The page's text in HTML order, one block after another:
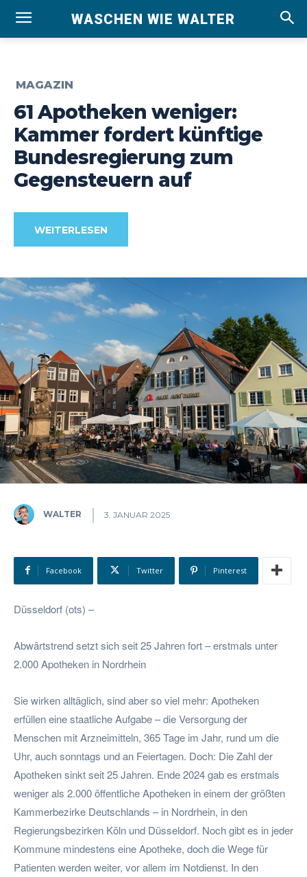
WASCHEN WIE WALTER
MAGAZIN
61 Apotheken weniger:
Kammer fordert künftige
Bundesregierung zum
Gegensteuern auf
WEITERLESEN
WALTER 3. JANUAR 2025
Facebook Twitter Pinterest
Düsseldorf (ots) –
Abwärtstrend setzt sich seit 25 Jahren fort – erstmals unter
2.000 Apotheken in Nordrhein
Sie wirken alltäglich, sind aber so viel mehr: Apotheken
erfüllen eine staatliche Aufgabe – die Versorgung der
Menschen mit Arzneimitteln, 365 Tage im Jahr, rund um die
Uhr, auch sonntags und an Feiertagen. Doch: Die Zahl der
Apotheken sinkt seit 25 Jahren. Ende 2024 gab es erstmals
weniger als 2.000 öffentliche Apotheken in einem der größten
Kammerbezirke Deutschlands – in Nordrhein, in den
Regierungsbezirken Köln und Düsseldorf. Noch gibt es in jeder
Kommune mindestens eine Apotheke, doch die Wege für
Patienten werden weiter, vor allem im Notdienst. In den